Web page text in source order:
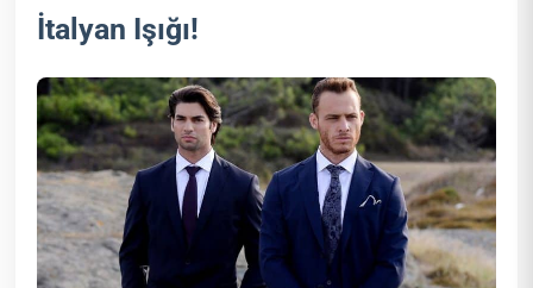
İtalyan Işığı!